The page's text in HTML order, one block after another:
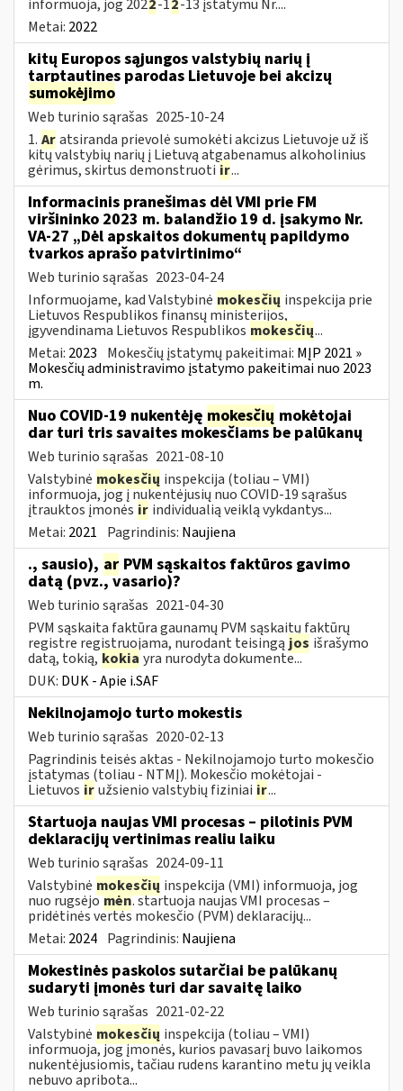
informuoja, jog 2022-12-13 įstatymu Nr....
Metai: 2022
kitų Europos sąjungos valstybių narių į
tarptautines parodas Lietuvoje bei akcizų
sumokėjimo
Web turinio sąrašas 2025-10-24
1. Aratsiranda prievolė sumokėti akcizus Lietuvoje už iš
kitų valstybių narių į Lietuvą atgabenamus alkoholinius
gėrimus, skirtus demonstruoti ir...
Informacinis pranešimas dėl VMI prie FM
viršininko 2023 m. balandžio 19 d. įsakymo Nr.
VA-27 „Dėl apskaitos dokumentų papildymo
tvarkos aprašo patvirtinimo“
Web turinio sąrašas 2023-04-24
Informuojame, kad Valstybinė mokesčių inspekcija prie
Lietuvos Respublikos finansų ministerijos,
įgyvendinama Lietuvos Respublikos mokesčių...
Metai: 2023 Mokesčių įstatymų pakeitimai: MĮP 2021 »
Mokesčių administravimo įstatymo pakeitimai nuo 2023
m.
Nuo COVID-19 nukentėję mokesčių mokėtojai
dar turi tris savaites mokesčiams be palūkanų
Web turinio sąrašas 2021-08-10
Valstybinė mokesčių inspekcija (toliau – VMI)
informuoja, jog į nukentėjusių nuo COVID-19 sąrašus
įtrauktos įmonės ir individualią veiklą vykdantys...
Metai: 2021 Pagrindinis: Naujiena
., sausio), ar PVM sąskaitos faktūros gavimo
datą (pvz., vasario)?
Web turinio sąrašas 2021-04-30
PVM sąskaita faktūra gaunamų PVM sąskaitų faktūrų
registre registruojama, nurodant teisingą jos išrašymo
datą, tokią, kokia yra nurodyta dokumente...
DUK: DUK - Apie i.SAF
Nekilnojamojo turto mokestis
Web turinio sąrašas 2020-02-13
Pagrindinis teisės aktas - Nekilnojamojo turto mokesčio
įstatymas (toliau - NTMĮ). Mokesčio mokėtojai -
Lietuvos iružsienio valstybių fiziniai ir...
Startuoja naujas VMI procesas – pilotinis PVM
deklaracijų vertinimas realiu laiku
Web turinio sąrašas 2024-09-11
Valstybinė mokesčių inspekcija (VMI) informuoja, jog
nuo rugsėjomėn. startuoja naujas VMI procesas –
pridėtinės vertės mokesčio (PVM) deklaracijų...
Metai: 2024 Pagrindinis: Naujiena
Mokestinės paskolos sutarčiai be palūkanų
sudaryti įmonės turi dar savaitę laiko
Web turinio sąrašas 2021-02-22
Valstybinė mokesčių inspekcija (toliau – VMI)
informuoja, jog įmonės, kurios pavasarį buvo laikomos
nukentėjusiomis, tačiau rudens karantino metu jų veikla
nebuvo apribota...